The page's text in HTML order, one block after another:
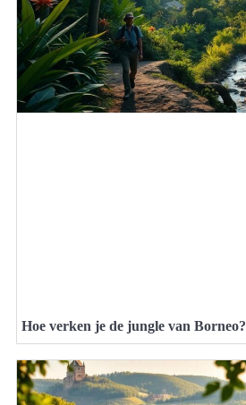
Hoe verken je de jungle van Borneo?